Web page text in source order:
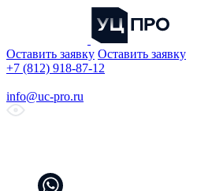
Оставить заявку Оставить заявку
+7 (812) 918-87-12
info@uc-pro.ru